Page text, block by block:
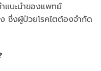
แนะนำของแพทย์
ซึ่งผู้ป่วยโรคไตต้องจำกัด